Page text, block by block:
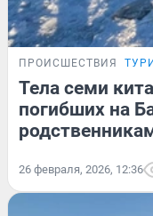
ПРОИСШЕСТВИЯ
Тела семи
погибших на
26 февраля, 2026, 12:36